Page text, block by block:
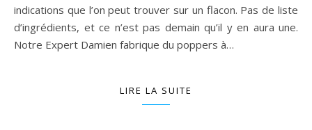
indications que l’on peut trouver sur un flacon. Pas de liste
d’ingrédients, et ce n’est pas demain qu’il y en aura une.
Notre Expert Damien fabrique du poppers à…
LIRE LA SUITE